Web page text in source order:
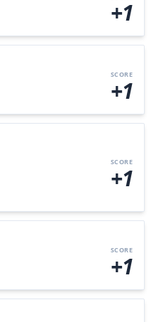
+1
SCORE
+1
SCORE
+1
SCORE
+1